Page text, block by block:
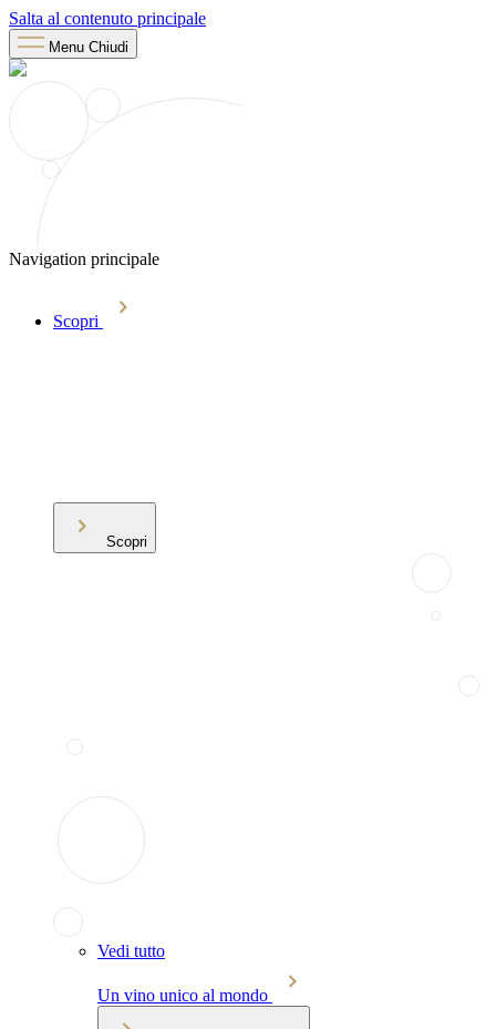
Salta al contenuto principale
Menu Chiudi
Navigation principale
Scopri
Scopri
Vedi tutto
Un vino unico al mondo